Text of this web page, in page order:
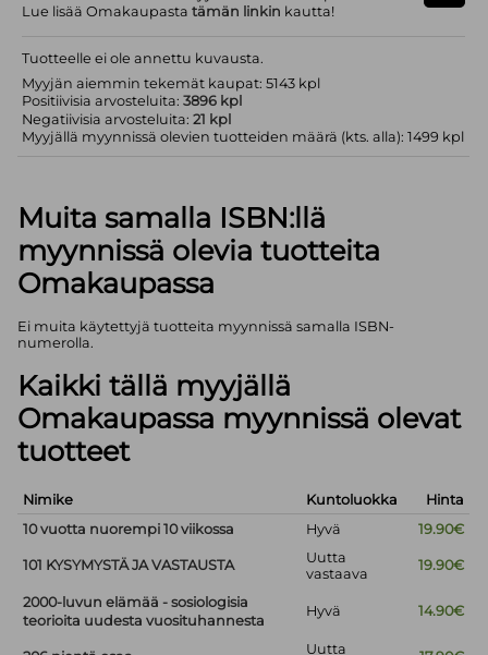
Lue lisää Omakaupastatämän linkin kautta!
Tuotteelle ei ole annettu kuvausta.
Myyjän aiemmin tekemät kaupat: 5143 kpl
Positiivisia arvosteluita:3896 kpl
Negatiivisia arvosteluita:21 kpl
Myyjällä myynnissä olevien tuotteiden määrä (kts. alla): 1499 kpl
Muita samalla ISBN:llä
myynnissä olevia tuotteita
Omakaupassa
Ei muita käytettyjä tuotteita myynnissä samalla ISBN-
numerolla.
Kaikki tällä myyjällä
Omakaupassa myynnissä olevat
tuotteet
Nimike Kuntoluokka
Hinta
10 vuotta nuorempi 10 viikossa
Hyvä 19.90€
101 KYSYMYSTÄ JA VASTAUSTA
Uutta
vastaava
19.90€
2000-luvun elämää - sosiologisia
teorioita uudesta vuosituhannesta
Hyvä 14.90€
Uutta